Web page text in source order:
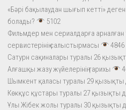
«Бәрі бақылаудан шығып кетті»
болады?
5102
Фильмдер мен сериалдарға
сервистерінің салыстырмасы
4846
Сатурн сақиналары туралы 26
Алғашқы жазу жүйелерінің тарихы
Шымкент қаласы туралы 29 қызықты
Көкқұс құстары туралы 27 қызықты
Ұлы Жібек жолы туралы 30 қызықты